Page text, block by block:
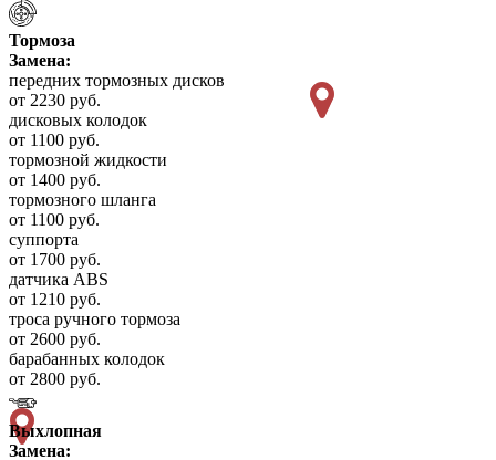
Тормоза
Замена:
передних тормозных дисков
от 2230 руб.
дисковых колодок
от 1100 руб.
тормозной жидкости
от 1400 руб.
тормозного шланга
от 1100 руб.
суппорта
от 1700 руб.
датчика ABS
от 1210 руб.
троса ручного тормоза
от 2600 руб.
барабанных колодок
от 2800 руб.
Выхлопная
Замена: